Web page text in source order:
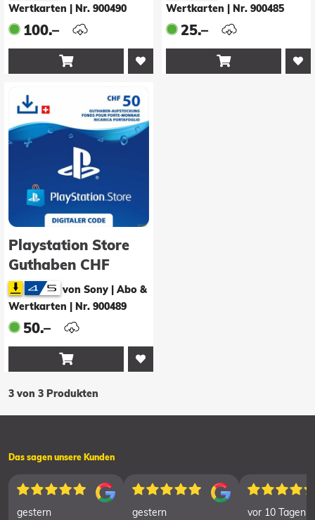
Wertkarten
Nr. 900490
100.–

Wertkarten
Nr. 900485
25.–

Playstation Store
Guthaben CHF
50.00
von Sony | Abo &
Wertkarten
Nr. 900489
50.–

3 von 3 Produkten
Das sagen unsere Kunden
gestern gestern vor 10 Tagen